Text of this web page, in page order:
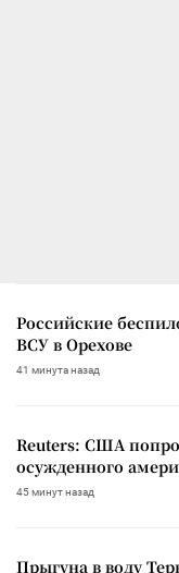
Российские
ВСУ в Орехове
41 минута назад
Reuters: США
осужденного
45 минут назад
Прыгуна в воду